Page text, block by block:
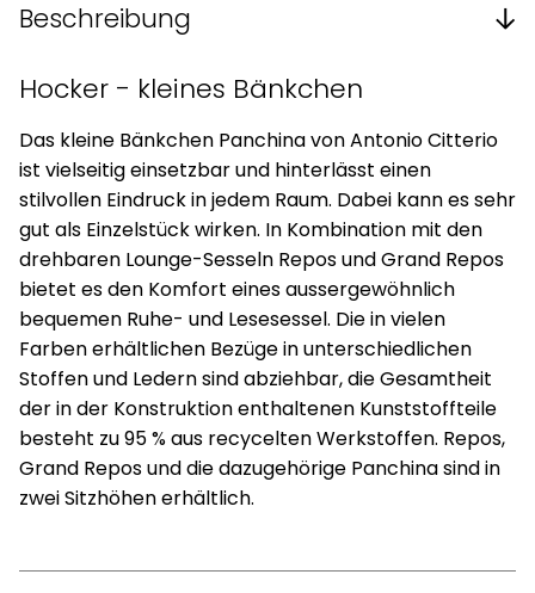
Beschreibung
Hocker - kleines Bänkchen
Das kleine Bänkchen Panchina von Antonio Citterio
ist vielseitig einsetzbar und hinterlässt einen
stilvollen Eindruck in jedem Raum. Dabei kann es sehr
gut als Einzelstück wirken. In Kombination mit den
drehbaren Lounge-Sesseln Repos und Grand Repos
bietet es den Komfort eines aussergewöhnlich
bequemen Ruhe- und Lesesessel. Die in vielen
Farben erhältlichen Bezüge in unterschiedlichen
Stoffen und Ledern sind abziehbar, die Gesamtheit
der in der Konstruktion enthaltenen Kunststoffteile
besteht zu 95 % aus recycelten Werkstoffen. Repos,
Grand Repos und die dazugehörige Panchina sind in
zwei Sitzhöhen erhältlich.